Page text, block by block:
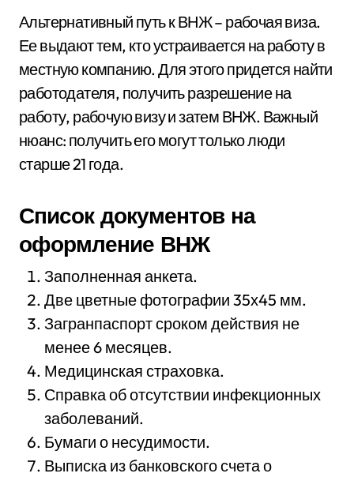
Альтернативный путь к ВНЖ – рабочая виза.
Ее выдают тем, кто устраивается на работу в
местную компанию. Для этого придется найти
работодателя, получить разрешение на
работу, рабочую визу и затем ВНЖ. Важный
нюанс: получить его могут только люди
старше 21 года.
Список документов на
оформление ВНЖ
Заполненная анкета.
Две цветные фотографии 35х45 мм.
Загранпаспорт сроком действия не
менее 6 месяцев.
Медицинская страховка.
Справка об отсутствии инфекционных
заболеваний.
Бумаги о несудимости.
Выписка из банковского счета о